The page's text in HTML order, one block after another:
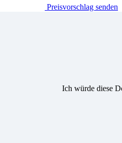
Preisvorschlag senden
Ich würde diese